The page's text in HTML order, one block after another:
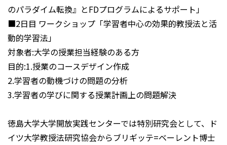
のパラダイム転換』とFDプログラムによるサポート」
■2日目 ワークショップ「学習者中心の効果的教授法と活
動的学習法」
対象者:大学の授業担当経験のある方
目的:1.授業のコースデザイン作成
2.学習者の動機づけの問題の分析
3.学習者の学びに関する授業計画上の問題解決
徳島大学大学開放実践センターでは特別研究会として、ド
イツ大学教授法研究協会からブリギッテ=ベーレント博士